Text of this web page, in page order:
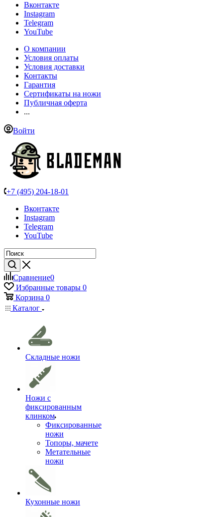
Вконтакте
Instagram
Telegram
YouTube
О компании
Условия оплаты
Условия доставки
Контакты
Гарантия
Сертификаты на ножи
Публичная оферта
...
Войти
+7 (495) 204-18-01
Вконтакте
Instagram
Telegram
YouTube
Сравнение0
Избранные товары 0
Корзина 0
Каталог
Складные ножи
Ножи с
фиксированным
клинком
Фиксированные
ножи
Топоры, мачете
Метательные
ножи
Кухонные ножи